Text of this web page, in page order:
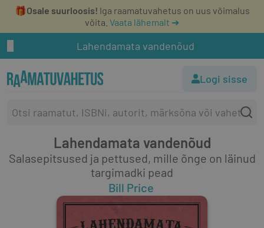
🎁Osale suurloosis! Iga raamatuvahetus on uus võimalus
võita. Vaata lähemalt ➔
Lahendamata vandenõud
Logi sisse
Lahendamata vandenõud
Salasepitsused ja pettused, mille õnge on läinud
targimadki pead
Bill Price